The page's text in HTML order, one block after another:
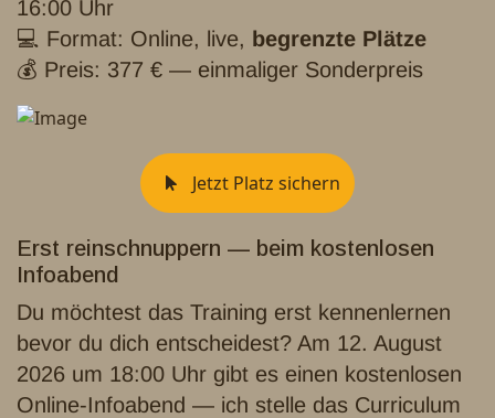
16:00 Uhr
💻 Format: Online, live, begrenzte Plätze
💰 Preis: 377 € — einmaliger Sonderpreis
Jetzt Platz sichern
Erst reinschnuppern — beim kostenlosen
Infoabend
Du möchtest das Training erst kennenlernen
bevor du dich entscheidest? Am 12. August
2026 um 18:00 Uhr gibt es einen kostenlosen
Online-Infoabend — ich stelle das Curriculum